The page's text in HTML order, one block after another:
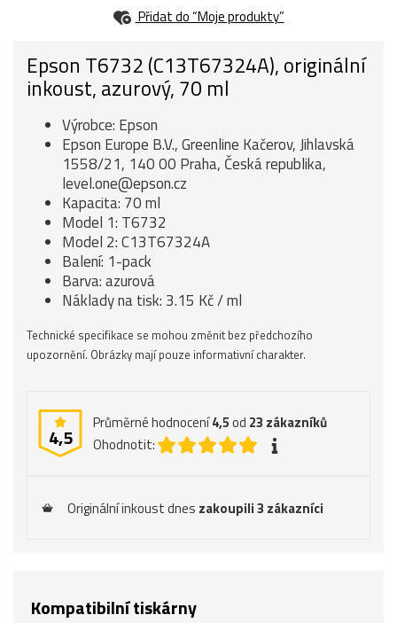
Přidat do “Moje produkty”
Epson T6732 (C13T67324A), originální
inkoust, azurový, 70 ml
Výrobce: Epson
Epson Europe B.V., Greenline Kačerov, Jihlavská
1558/21, 140 00 Praha, Česká republika,
level.one@epson.cz
Kapacita: 70 ml
Model 1: T6732
Model 2: C13T67324A
Balení: 1-pack
Barva: azurová
Náklady na tisk: 3.15 Kč / ml
Technické specifikace se mohou změnit bez předchozího
upozornění. Obrázky mají pouze informativní charakter.
4,5
Průměrné hodnocení4,5od 23 zákazníků
Ohodnotit:
Originální inkoust dnes zakoupili 3 zákazníci
Kompatibilní tiskárny